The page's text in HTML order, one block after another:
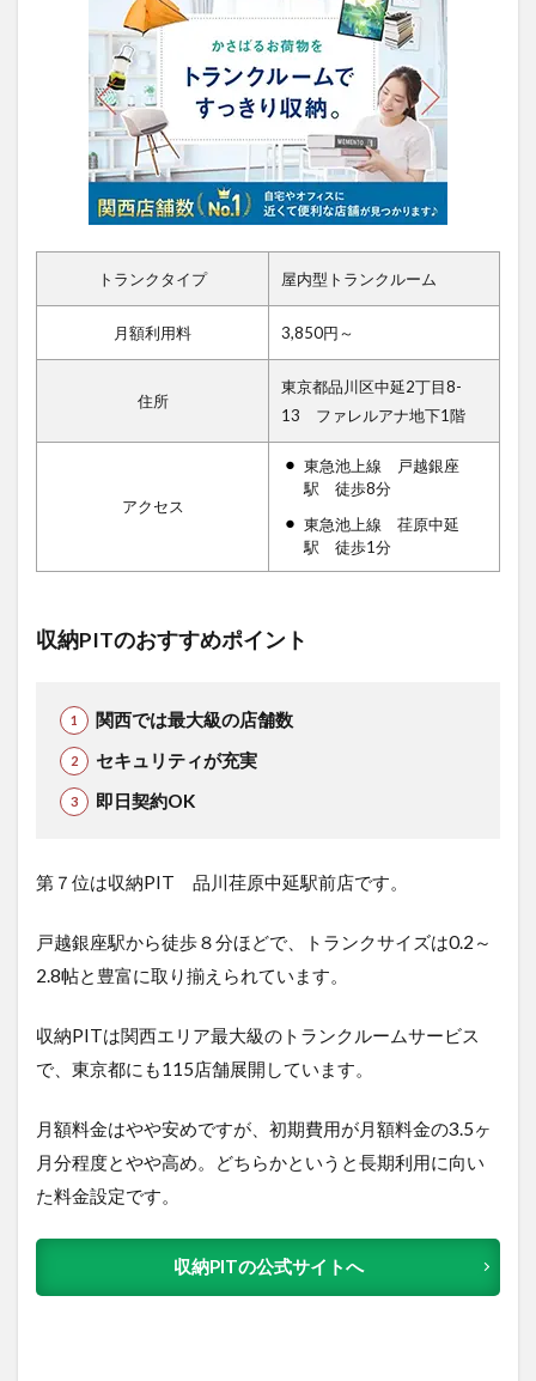
トランクタイプ 屋内型トランクルーム
月額利用料 3,850円～
住所
東京都品川区中延2丁目8-
13 ファレルアナ地下1階
アクセス
東急池上線 戸越銀座
駅 徒歩8分
東急池上線 荏原中延
駅 徒歩1分
収納PITのおすすめポイント
関西では最大級の店舗数
セキュリティが充実
即日契約OK
第７位は収納PIT 品川荏原中延駅前店です。
戸越銀座駅から徒歩８分ほどで、トランクサイズは0.2～
2.8帖と豊富に取り揃えられています。
収納PITは関西エリア最大級のトランクルームサービス
で、東京都にも115店舗展開しています。
月額料金はやや安めですが、初期費用が月額料金の3.5ヶ
月分程度とやや高め。どちらかというと長期利用に向い
た料金設定です。
収納PITの公式サイトへ